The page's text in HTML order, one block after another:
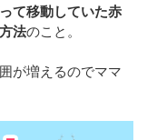
て移動していた赤
法のこと。
が増えるのでママ